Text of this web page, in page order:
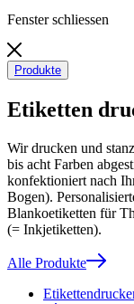
Fenster schliessen
Produkte
Etiketten
Wir drucken und
bis acht Farben
konfektioniert nach
Bogen).
Blankoetiketten für
(= Inkjetiketten).
Alle Produkte